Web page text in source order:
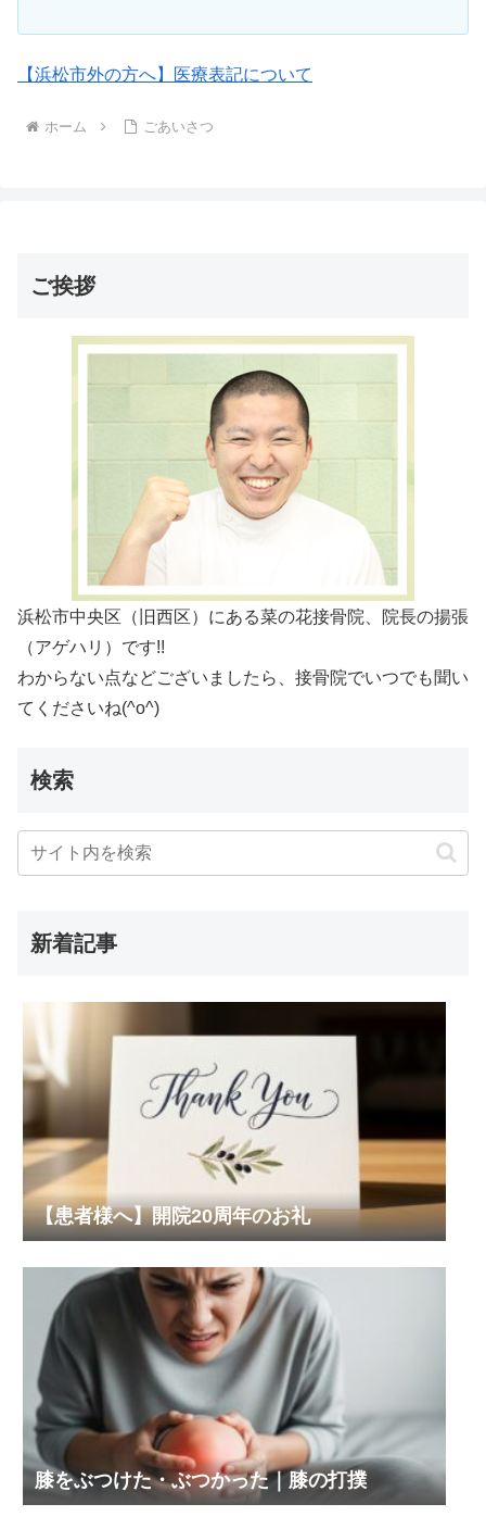
【浜松市外の方へ】医療表記について
ホーム ごあいさつ
ご挨拶
浜松市中央区（旧西区）にある菜の花接骨院、院長の揚張
（アゲハリ）です!!
わからない点などございましたら、接骨院でいつでも聞い
てくださいね(^o^)
検索
新着記事
【患者様へ】開院20周年のお礼
膝をぶつけた・ぶつかった｜膝の打撲